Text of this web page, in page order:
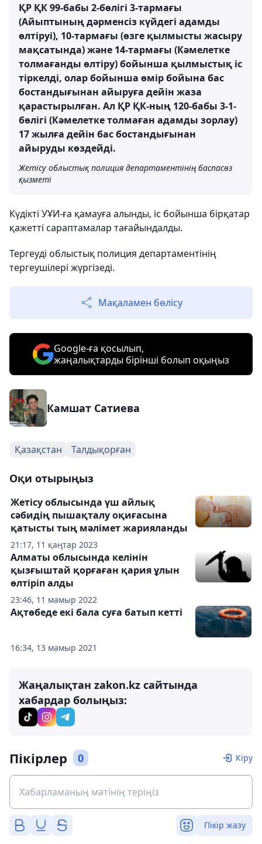
ҚР ҚК 99-бабы 2-бөлігі 3-тармағы
(Айыптының дәрменсіз күйдегі адамды
өлтіруі), 10-тармағы (өзге қылмысты жасыру
мақсатында) және 14-тармағы (Кәмелетке
толмағанды өлтіру) бойынша қылмыстық іс
тіркелді, олар бойынша өмір бойына бас
бостандығынан айыруға дейін жаза
қарастырылған. Ал ҚР ҚК-ның 120-бабы 3-1-
бөлігі (Кәмелетке толмаған адамды зорлау)
17 жылға дейін бас бостандығынан
айыруды көздейді.
Жетісу облыстық полиция департаментінің баспасөз
қызметі
Күдікті УҰИ-ға қамауға алынды, іс бойынша бірқатар
қажетті сараптамалар тағайындалды.
Тергеуді облыстық полиция департаментінің
тергеушілері жүргізеді.
Мақаламен бөлісу
Google-ға қосылып,
жаңалықтарды бірінші болып оқыңыз
Камшат Сатиева
Қазақстан Талдықорған
Оқи отырыңыз
21:17, 11 қаңтар 2023
Жетісу облысында үш айлық
сәбидің пышақталу оқиғасына
қатысты тың мәлімет жарияланды
23:46, 11 мамыр 2022
Алматы облысында келінін
қызғыштай қорғаған қария ұлын
өлтіріп алды
16:34, 13 мамыр 2021
Ақтөбеде екі бала суға батып кетті
Жаңалықтан zakon.kz сайтында
хабардар болыңыз:
Пікірлер 0 Кіру
Пікір жазу